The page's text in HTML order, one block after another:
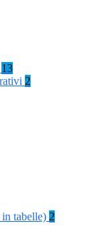
13
2
tabelle) 2